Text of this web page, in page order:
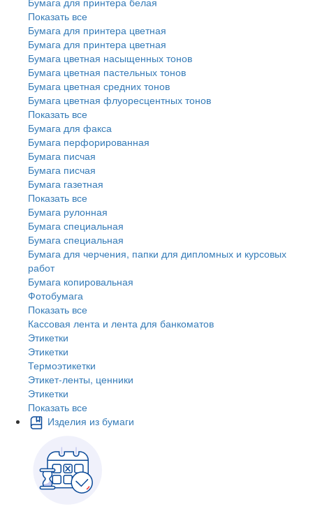
Показать все
Бумага для принтера цветная
Бумага для принтера цветная
Бумага цветная насыщенных тонов
Бумага цветная пастельных тонов
Бумага цветная средних тонов
Бумага цветная флуоресцентных тонов
Показать все
Бумага для факса
Бумага перфорированная
Бумага писчая
Бумага писчая
Бумага газетная
Показать все
Бумага рулонная
Бумага специальная
Бумага специальная
Бумага для черчения, папки для дипломных и курсовых
работ
Бумага копировальная
Фотобумага
Показать все
Кассовая лента и лента для банкоматов
Этикетки
Этикетки
Термоэтикетки
Этикет-ленты, ценники
Этикетки
Показать все
Изделия из бумаги